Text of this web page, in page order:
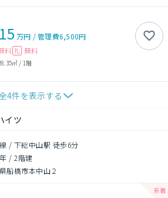
万円 /管理費6,500円
料 礼 無料
㎡ / 1階
4件を表示する
イツ
/ 下総中山駅 徒歩6分
/2階建
船橋市本中山２